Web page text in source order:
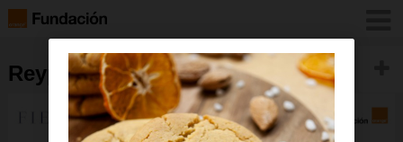
Reyparati_webOrange-400×500